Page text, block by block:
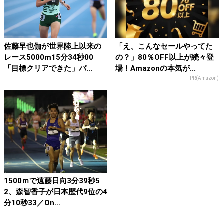
佐藤早也伽が世界陸上以来の
レース5000m15分34秒00
「目標クリアできた」パ...
「え、こんなセールやってた
の？」80％OFF以上が続々登
場！Amazonの本気が...
PR(Amazon)
1500ｍで遠藤日向3分39秒5
2、森智香子が日本歴代9位の4
分10秒33／On...